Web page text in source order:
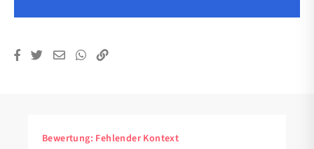
Bewertung: Fehlender Kontext